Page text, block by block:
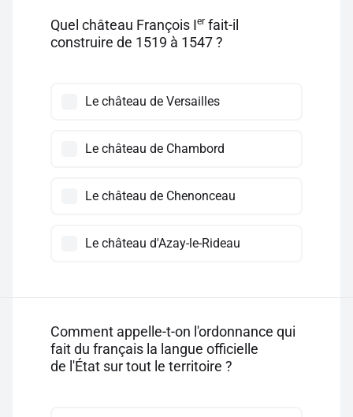
Quel château François Ier fait-il
construire de 1519 à 1547 ?
Le château de Versailles
Le château de Chambord
Le château de Chenonceau
Le château d'Azay-le-Rideau
Comment appelle-t-on l'ordonnance qui
fait du français la langue officielle
de l'État sur tout le territoire ?